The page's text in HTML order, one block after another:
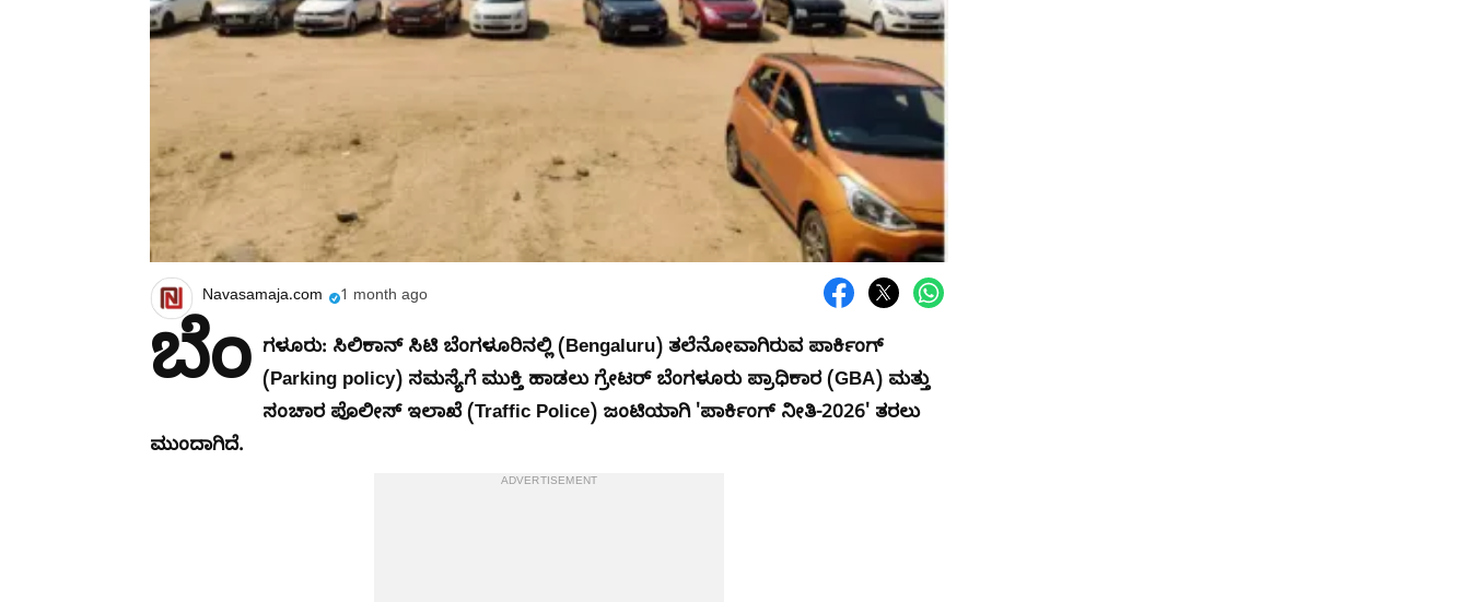
Navasamaja.com 1 month ago
ಬೆಂ ಗಳೂರು: ಸಿಲಿಕಾನ್ ಸಿಟಿ ಬೆಂಗಳೂರಿನಲ್ಲಿ (Bengaluru) ತಲೆನೋವಾಗಿರುವ ಪಾರ್ಕಿಂಗ್
(Parking policy) ಸಮಸ್ಯೆಗೆ ಮುಕ್ತಿ ಹಾಡಲು ಗ್ರೇಟರ್ ಬೆಂಗಳೂರು ಪ್ರಾಧಿಕಾರ (GBA) ಮತ್ತು
ಸಂಚಾರ ಪೊಲೀಸ್ ಇಲಾಖೆ (Traffic Police) ಜಂಟಿಯಾಗಿ 'ಪಾರ್ಕಿಂಗ್ ನೀತಿ-2026' ತರಲು
ಮುಂದಾಗಿದೆ.
ADVERTISEMENT